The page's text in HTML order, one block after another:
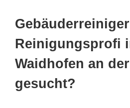
Reinigungsprofi
Waidhofen an
gesucht?